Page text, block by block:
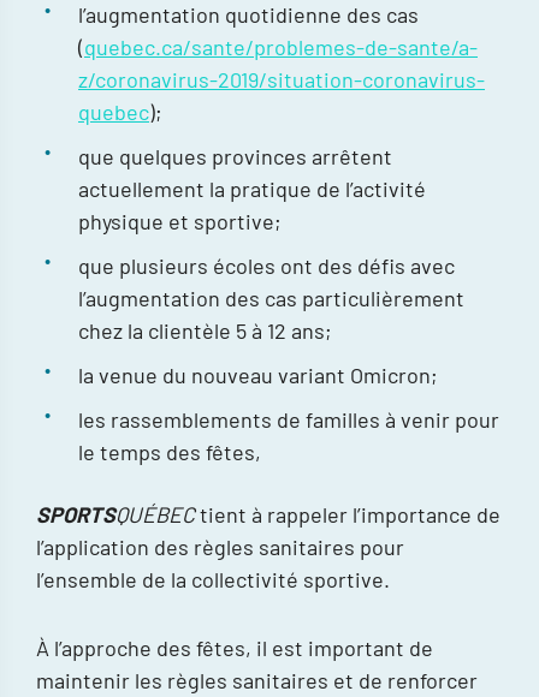
l’augmentation quotidienne des cas
(quebec.ca/sante/problemes-de-sante/a-
z/coronavirus-2019/situation-coronavirus-
quebec);
que quelques provinces arrêtent
actuellement la pratique de l’activité
physique et sportive;
que plusieurs écoles ont des défis avec
l’augmentation des cas particulièrement
chez la clientèle 5 à 12 ans;
la venue du nouveau variant Omicron;
les rassemblements de familles à venir pour
le temps des fêtes,
SPORTSQUÉBECtient à rappeler l’importance de
l’application des règles sanitaires pour
l’ensemble de la collectivité sportive.
À l’approche des fêtes, il est important de
maintenir les règles sanitaires et de renforcer